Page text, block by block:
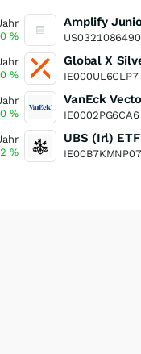
%
%
%
%
IE000UL6CLP7
IE0002PG6CA6